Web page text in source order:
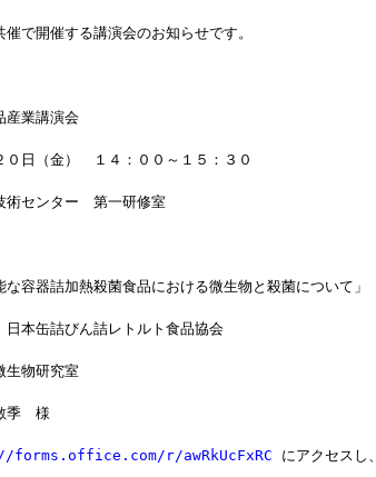
で開催する講演会のお知らせです。
産業講演会
０日（金）　１４：００～１５：３０
術センター　第一研修室
容器詰加熱殺菌食品における微生物と殺菌について」
本缶詰びん詰レトルト食品協会
研究室
　様
r/awRkUcFxRC にアクセスし、